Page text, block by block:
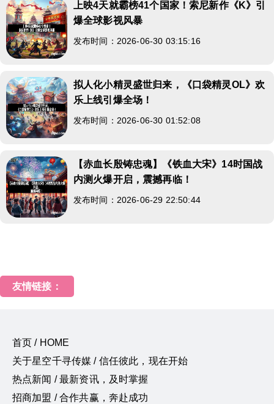
上映4天就霸榜41个国家！索尼新作《K》引
爆全球影视风暴
发布时间：2026-06-30 03:15:16
拟人化小精灵盛世归来，《口袋精灵OL》欢
乐上线引爆全场！
发布时间：2026-06-30 01:52:08
【赤血长殷铸忠魂】《铁血大宋》14时国战
内测火爆开启，震撼再临！
发布时间：2026-06-29 22:50:44
友情链接：
首页 / HOME
关于星空千寻传媒 / 信任彼此，现在开始
热点新闻 / 最新资讯，及时掌握
招商加盟 / 合作共赢，奔赴成功